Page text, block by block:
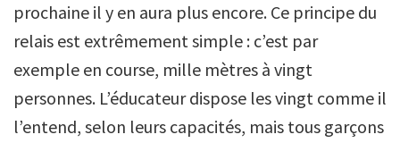
prochaine il y en aura plus encore. Ce principe du
relais est extrêmement simple : c’est par
exemple en course, mille mètres à vingt
personnes. L’éducateur dispose les vingt comme il
l’entend, selon leurs capacités, mais tous garçons